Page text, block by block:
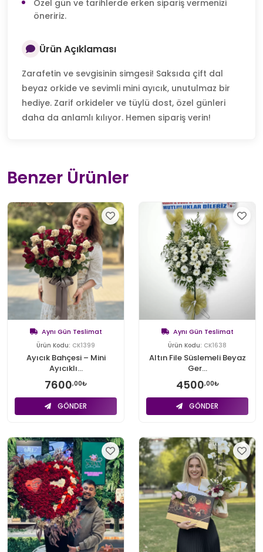
Özel gün ve tarihlerde erken sipariş vermenizi
öneririz.
Ürün Açıklaması
Zarafetin ve sevgisinin simgesi! Saksıda çift dal
beyaz orkide ve sevimli mini ayıcık, unutulmaz bir
hediye. Zarif orkideler ve tüylü dost, özel günleri
daha da anlamlı kılıyor. Hemen sipariş verin!
Benzer Ürünler
Aynı Gün Teslimat
Ürün Kodu: CK1399
Ayıcık Bahçesi – Mini
Ayıcıklı...
7600,00₺
GÖNDER
Aynı Gün Teslimat
Ürün Kodu: CK1638
Altın File Süslemeli Beyaz
Ger...
4500,00₺
GÖNDER